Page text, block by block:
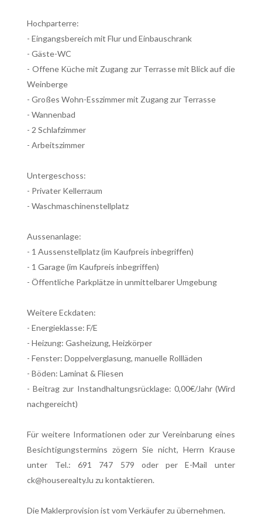
Hochparterre:
- Eingangsbereich mit Flur und Einbauschrank
- Gäste-WC
- Offene Küche mit Zugang zur Terrasse mit Blick auf die
Weinberge
- Großes Wohn-Esszimmer mit Zugang zur Terrasse
- Wannenbad
- 2 Schlafzimmer
- Arbeitszimmer
Untergeschoss:
- Privater Kellerraum
- Waschmaschinenstellplatz
Aussenanlage:
- 1 Aussenstellplatz (im Kaufpreis inbegriffen)
- 1 Garage (im Kaufpreis inbegriffen)
- Öffentliche Parkplätze in unmittelbarer Umgebung
Weitere Eckdaten:
- Energieklasse: F/E
- Heizung: Gasheizung, Heizkörper
- Fenster: Doppelverglasung, manuelle Rollläden
- Böden: Laminat & Fliesen
- Beitrag zur Instandhaltungsrücklage: 0,00€/Jahr (Wird
nachgereicht)
Für weitere Informationen oder zur Vereinbarung eines
Besichtigungstermins zögern Sie nicht, Herrn Krause
unter Tel.: 691 747 579 oder per E-Mail unter
ck@houserealty.lu zu kontaktieren.
Die Maklerprovision ist vom Verkäufer zu übernehmen.